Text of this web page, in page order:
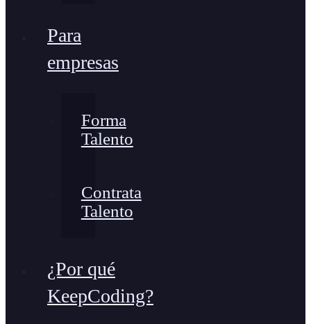
Para
empresas
Forma
Talento
Contrata
Talento
¿Por qué
KeepCoding?